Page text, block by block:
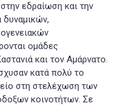
εδραίωση και την
δυναμικών,
ομάδες
και τον Αμάρνατο.
κατά πολύ το
στη στελέχωση των
κοινοτήτων. Σε